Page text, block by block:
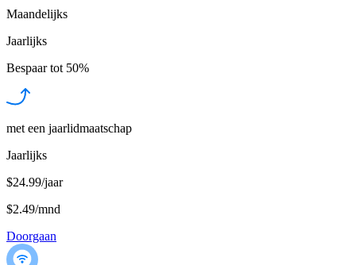
Maandelijks
Jaarlijks
Bespaar tot 50%
met een jaarlidmaatschap
Jaarlijks
$24.99/jaar
$2.49/mnd
Doorgaan